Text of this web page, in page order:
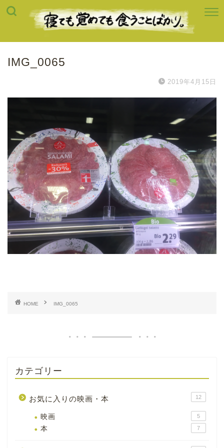
IMG_0065
2019年4月15日
HOME IMG_0065
カテゴリー
お気に入りの映画・本 12
映画 5
本 7